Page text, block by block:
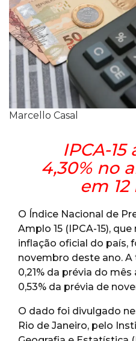
Marcello Casal
IPCA-
4,30% no
em 12
O Índice Nacional de
Amplo 15 (IPCA-15),
inflação oficial do país,
novembro deste ano.
0,21% da prévia do
0,53% da prévia de
O dado foi divulgado
Rio de Janeiro, pelo